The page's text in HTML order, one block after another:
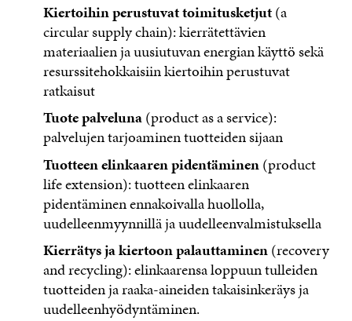
Kiertoihin perustuvat toimitusketjut(a
circular supply chain): kierrätettävien
materiaalien ja uusiutuvan energian käyttö sekä
resurssitehokkaisiin kiertoihin perustuvat
ratkaisut
Tuote palveluna(product as a service):
palvelujen tarjoaminen tuotteiden sijaan
Tuotteen elinkaaren pidentäminen(product
life extension): tuotteen elinkaaren
pidentäminen ennakoivalla huollolla,
uudelleenmyynnillä ja uudelleenvalmistuksella
Kierrätys ja kiertoon palauttaminen(recovery
and recycling): elinkaarensa loppuun tulleiden
tuotteiden ja raaka-aineiden takaisinkeräys ja
uudelleenhyödyntäminen.